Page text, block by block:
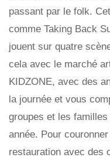
passant par le folk.
comme Taking Back
jouent sur quatre
cela avec le marché
KIDZONE, avec des
la journée et vous
groupes et les
année. Pour
restauration avec des